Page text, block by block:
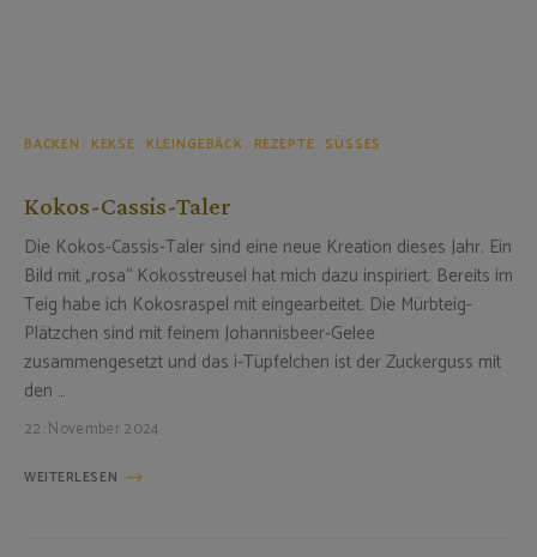
BACKEN KEKSE KLEINGEBÄCK REZEPTE SÜSSES
Kokos-Cassis-Taler
Die Kokos-Cassis-Taler sind eine neue Kreation dieses Jahr. Ein
Bild mit „rosa“ Kokosstreusel hat mich dazu inspiriert. Bereits im
Teig habe ich Kokosraspel mit eingearbeitet. Die Mürbteig-
Plätzchen sind mit feinem Johannisbeer-Gelee
zusammengesetzt und das i-Tüpfelchen ist der Zuckerguss mit
den …
22. November 2024
WEITERLESEN